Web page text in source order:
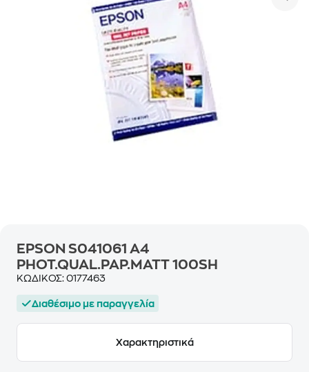
EPSON S041061 A4
PHOT.QUAL.PAP.MATT 100SH
ΚΩΔΙΚΟΣ: 0177463
Διαθέσιμο με παραγγελία
Χαρακτηριστικά